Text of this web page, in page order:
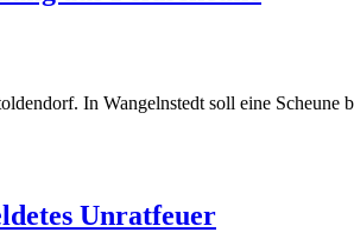
In Wangelnstedt soll eine
Unratfeuer